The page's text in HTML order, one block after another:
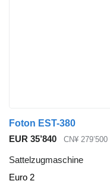
Foton EST-380
EUR 35’840
CN¥ 279’500
Sattelzugmaschine
Euro 2